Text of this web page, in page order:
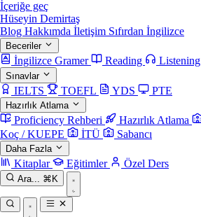
İçeriğe geç
Hüseyin Demirtaş
Blog Hakkımda İletişim Sıfırdan İngilizce
Beceriler
İngilizce Gramer Reading Listening
Sınavlar
IELTS TOEFL YDS PTE
Hazırlık Atlama
Proficiency Rehberi Hazırlık Atlama
Koç / KUEPE
İTÜ Sabancı
Daha Fazla
Kitaplar Eğitimler Özel Ders
Ara... ⌘K